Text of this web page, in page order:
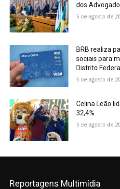
dos
5 de agosto de
BRB realiza
sociais para
Distrito Federal
5 de agosto de
Celina Leão
32,4%
5 de agosto de
Reportagens Multimídia